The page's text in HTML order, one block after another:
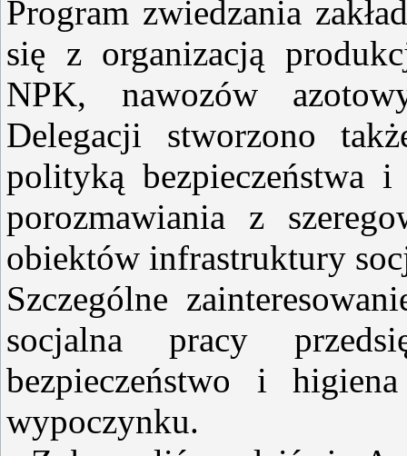
Program zwiedzania
się z organizacją
NPK, nawozów
Delegacji stworzono
polityką bezpieczeństwa
porozmawiania z
obiektów infrastruktury
Szczególne
socjalna pracy
bezpieczeństwo i
wypoczynku.